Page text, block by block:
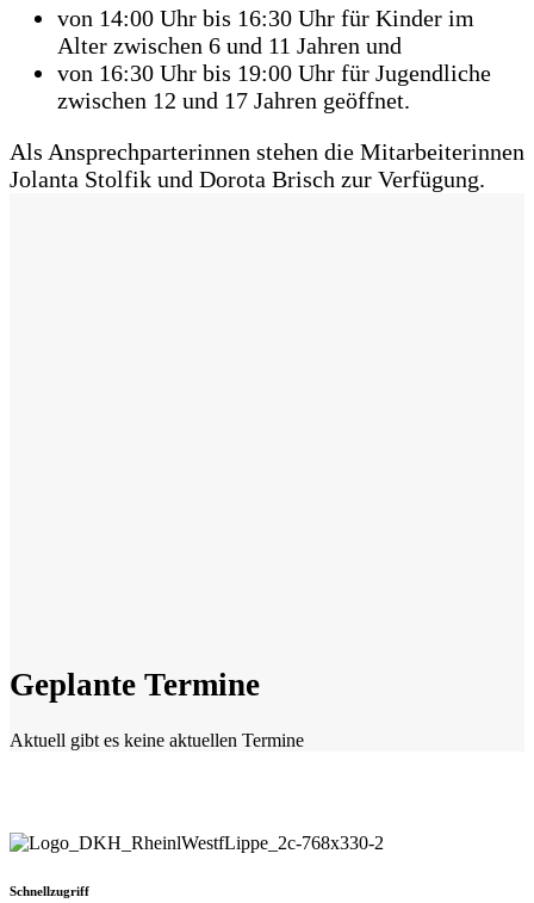
von 14:00 Uhr bis 16:30 Uhr für Kinder im
Alter zwischen 6 und 11 Jahren und
von 16:30 Uhr bis 19:00 Uhr für Jugendliche
zwischen 12 und 17 Jahren geöffnet.
Als Ansprechparterinnen stehen die Mitarbeiterinnen
Jolanta Stolfik und Dorota Brisch zur Verfügung.
Geplante Termine
Aktuell gibt es keine aktuellen Termine
Schnellzugriff